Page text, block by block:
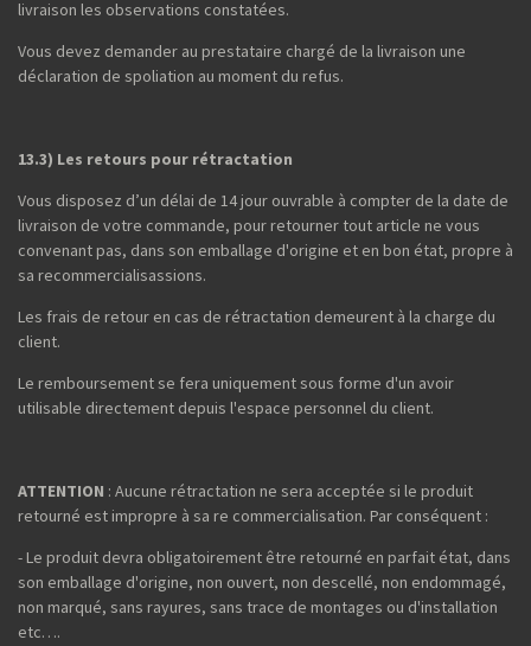
livraison les observations constatées.
Vous devez demander au prestataire chargé de la livraison une
déclaration de spoliation au moment du refus.
13.3) Les retours pour rétractation
Vous disposez d’un délai de 14 jour ouvrable à compter de la date de
livraison de votre commande, pour retourner tout article ne vous
convenant pas, dans son emballage d'origine et en bon état, propre à
sa recommercialisassions.
Les frais de retour en cas de rétractation demeurent à la charge du
client.
Le remboursement se fera uniquement sous forme d'un avoir
utilisable directement depuis l'espace personnel du client.
ATTENTION : Aucune rétractation ne sera acceptée si le produit
retourné est impropre à sa re commercialisation. Par conséquent :
- Le produit devra obligatoirement être retourné en parfait état, dans
son emballage d'origine, non ouvert, non descellé, non endommagé,
non marqué, sans rayures, sans trace de montages ou d'installation
etc….